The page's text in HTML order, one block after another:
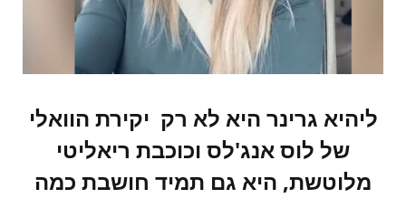
ליהיא גרינר היא לא רק יקירת הוואלי
של לוס אנג'לס וכוכבת ריאליטי
מלוטשת, היא גם תמיד חושבת כמה